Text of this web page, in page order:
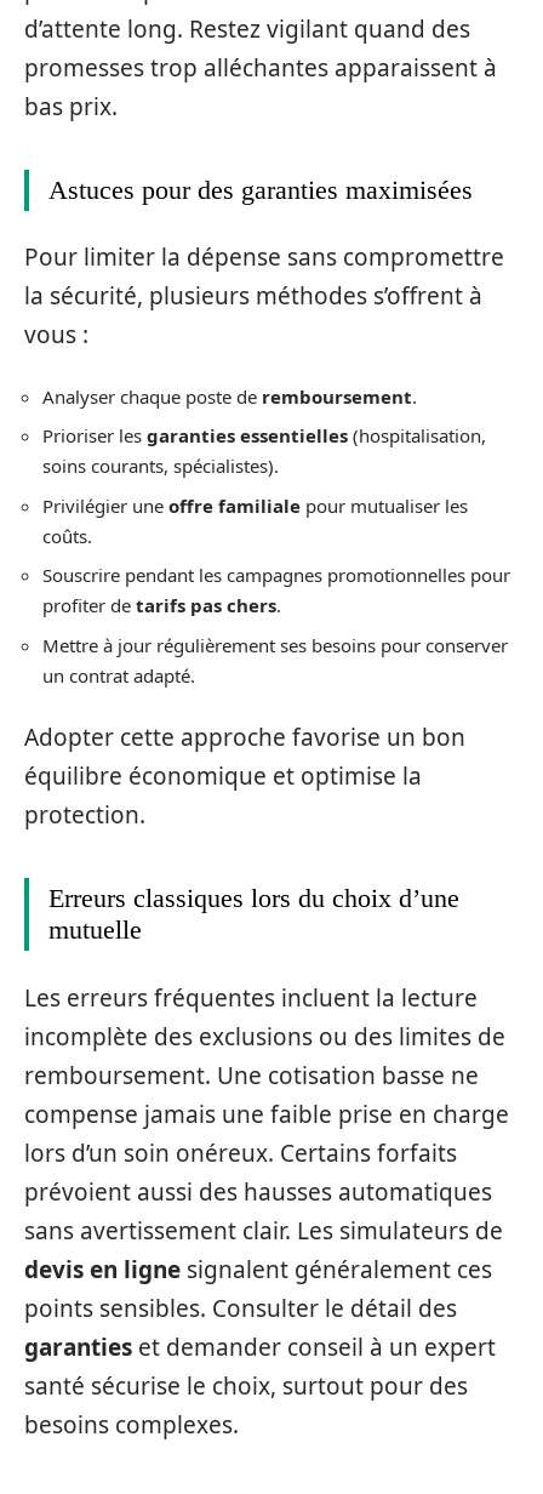
d’attente long. Restez vigilant quand des
promesses trop alléchantes apparaissent à
bas prix.
Astuces pour des garanties maximisées
Pour limiter la dépense sans compromettre
la sécurité, plusieurs méthodes s’offrent à
vous :
Analyser chaque poste de remboursement.
Prioriser les garanties essentielles (hospitalisation,
soins courants, spécialistes).
Privilégier une offre familiale pour mutualiser les
coûts.
Souscrire pendant les campagnes promotionnelles pour
profiter de tarifs pas chers.
Mettre à jour régulièrement ses besoins pour conserver
un contrat adapté.
Adopter cette approche favorise un bon
équilibre économique et optimise la
protection.
Erreurs classiques lors du choix d’une
mutuelle
Les erreurs fréquentes incluent la lecture
incomplète des exclusions ou des limites de
remboursement. Une cotisation basse ne
compense jamais une faible prise en charge
lors d’un soin onéreux. Certains forfaits
prévoient aussi des hausses automatiques
sans avertissement clair. Les simulateurs de
devis en ligne signalent généralement ces
points sensibles. Consulter le détail des
garanties et demander conseil à un expert
santé sécurise le choix, surtout pour des
besoins complexes.